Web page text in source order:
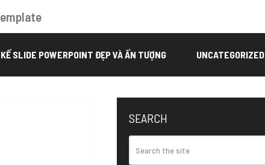
SLIDE POWERPOINT ĐẸP VÀ ẤN TƯỢNG UNCATEGORIZED
SEARCH